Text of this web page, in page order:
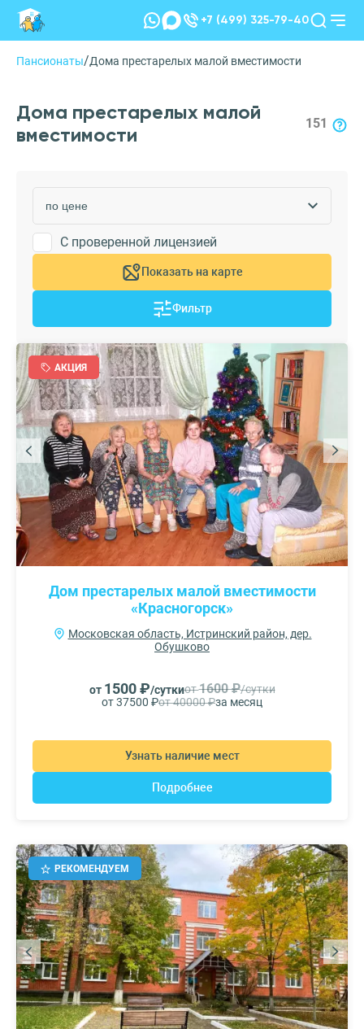
+7 (499) 325-79-40
Пансионаты/Дома престарелых малой вместимости
Дома престарелых малой
вместимости
151
С проверенной лицензией
Показать на карте
Фильтр
АКЦИЯ
Дом престарелых малой вместимости
«Красногорск»
Московская область, Истринский район, дер.
Обушково
от 1500 ₽/суткиот1600 ₽/сутки
от 37500 ₽от 40000 ₽за месяц
Узнать наличие мест
Подробнее
РЕКОМЕНДУЕМ